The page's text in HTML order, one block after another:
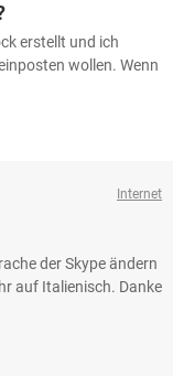
erstellt und ich
wollen. Wenn
Internet
der Skype ändern
auf Italienisch. Danke